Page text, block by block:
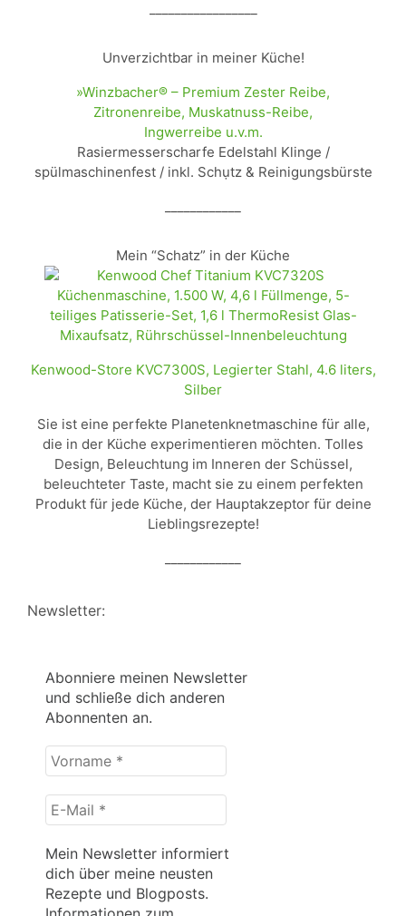
Unverzichtbar in meiner Küche!
»Winzbacher® – Premium Zester Reibe,
Zitronenreibe, Muskatnuss-Reibe,
Ingwerreibe u.v.m.
Rasiermesserscharfe Edelstahl Klinge /
spülmaschinenfest / inkl. Schụtz & Reinigungsbürste
Mein “Schatz” in der Küche
Kenwood-Store KVC7300S, Legierter Stahl, 4.6 liters,
Silber
Sie ist eine perfekte Planetenknetmaschine für alle,
die in der Küche experimentieren möchten. Tolles
Design, Beleuchtung im Inneren der Schüssel,
beleuchteter Taste, macht sie zu einem perfekten
Produkt für jede Küche, der Hauptakzeptor für deine
Lieblingsrezepte!
Newsletter:
Abonniere meinen Newsletter
und schließe dich anderen
Abonnenten an.
Vorname
*
E-
Mail
*
Mein Newsletter informiert
dich über meine neusten
Rezepte und Blogposts.